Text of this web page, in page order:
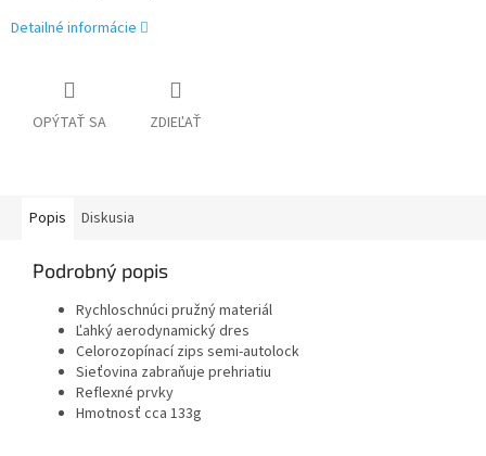
Detailné informácie
OPÝTAŤ SA ZDIEĽAŤ
Popis Diskusia
Podrobný popis
Rychloschnúci pružný materiál
Ľahký aerodynamický dres
Celorozopínací zips semi-autolock
Sieťovina zabraňuje prehriatiu
Reflexné prvky
Hmotnosť cca 133g